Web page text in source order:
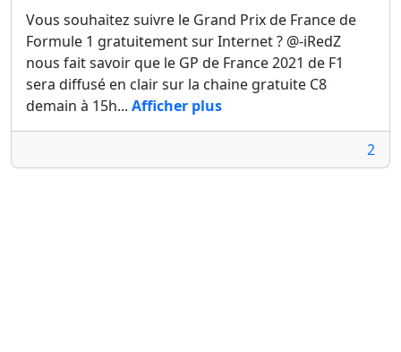
Vous souhaitez suivre le Grand Prix de France de
Formule 1 gratuitement sur Internet ? @-iRedZ
nous fait savoir que le GP de France 2021 de F1
sera diffusé en clair sur la chaine gratuite C8
demain à 15h... Afficher plus
2